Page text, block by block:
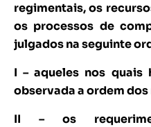
regimentais, os
os processos de
julgados na seguinte
I – aqueles nos quais
observada a ordem
II – os